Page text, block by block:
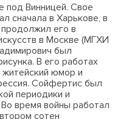
под Винницей. Свое
сначала в Харькове, в
его в
в Москве (МГХИ
был
В его работах
житейский юмор и
Сойфертис был
периодики и
время войны работал
сотен